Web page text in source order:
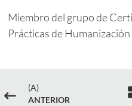
Miembro del grupo de
Prácticas de
#
(A)
ANTERIOR